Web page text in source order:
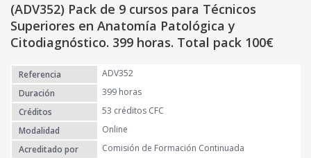
(ADV352) Pack de 9 cursos para Técnicos
Superiores en Anatomía Patológica y
Citodiagnóstico. 399 horas. Total pack 100€
Referencia
ADV352
Duración
399 horas
Créditos
53 créditos CFC
Modalidad
Online
Acreditado por
Comisión de Formación Continuada